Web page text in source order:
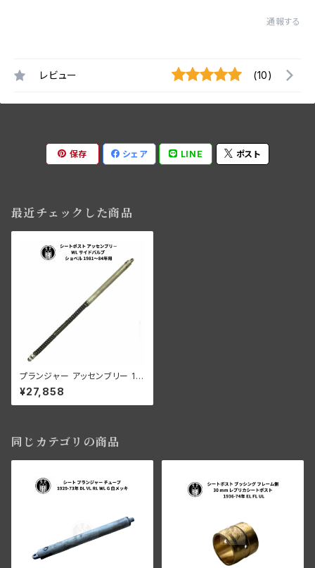
通報する
レビュー (10)
保存 シェア LINE ポスト
最近チェックした商品
プランジャー アッセンブリー 19
30-52年 DL VL RL WL G 白
メッキ
¥27,858
同じカテゴリの商品